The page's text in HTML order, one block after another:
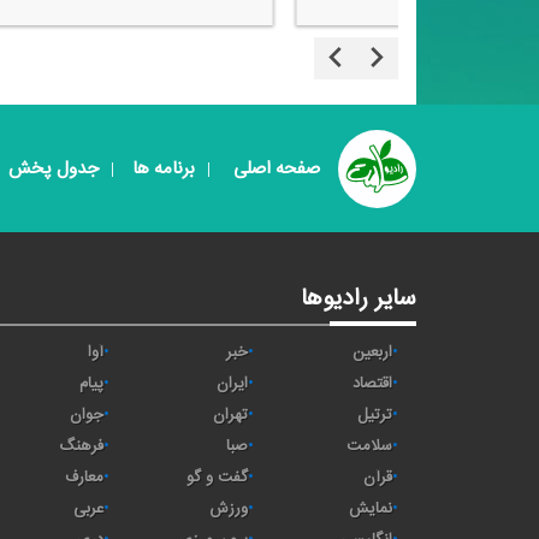
صفحه اصلی برنامه ها جدول پخش
سایر رادیوها
اربعین خبر
آوا
اقتصاد
ايران
پیام
ترتیل
تهران
جوان
سلامت
صبا
فرهنگ
قرآن
گفت و گو
معارف
نمایش
ورزش
عربی